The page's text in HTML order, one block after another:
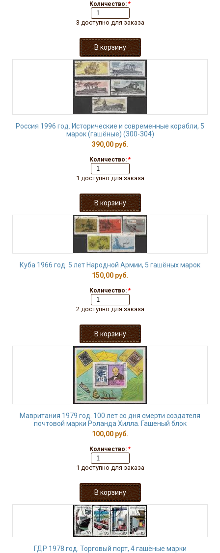
Количество: *
3 доступно для заказа
Россия 1996 год. Исторические и современные корабли, 5
марок (гашёные) (300-304)
390,00 руб.
Количество: *
1 доступно для заказа
Куба 1966 год. 5 лет Народной Армии, 5 гашёных марок
150,00 руб.
Количество: *
2 доступно для заказа
Мавритания 1979 год. 100 лет со дня смерти создателя
почтовой марки Роланда Хилла. Гашеный блок
100,00 руб.
Количество: *
1 доступно для заказа
ГДР 1978 год. Торговый порт, 4 гашёные марки